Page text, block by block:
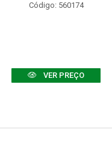
Código: 560174
VER PREÇO